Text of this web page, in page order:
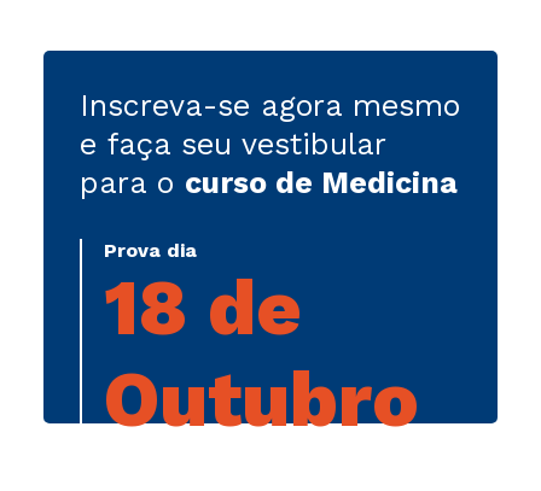
Inscreva-se agora mesmo
e faça seu vestibular
para o curso de Medicina
Prova dia
18 de
Outubro